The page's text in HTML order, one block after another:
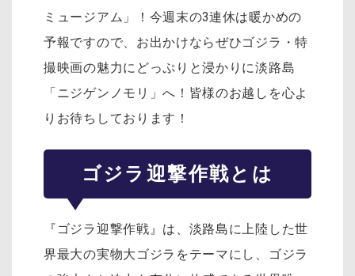
ミュージアム」！今週末の3連休は暖かめの
予報ですので、お出かけならぜひゴジラ・特
撮映画の魅力にどっぷりと浸かりに淡路島
「ニジゲンノモリ」へ！皆様のお越しを心よ
りお待ちしております！
ゴジラ迎撃作戦とは
『ゴジラ迎撃作戦』は、淡路島に上陸した世
界最大の実物大ゴジラをテーマにし、ゴジラ